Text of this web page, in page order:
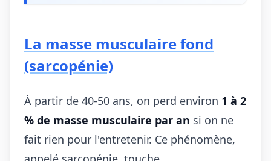
La masse musculaire fond
(sarcopénie)
À partir de 40-50 ans, on perd environ 1 à 2
% de masse musculaire par an si on ne
fait rien pour l'entretenir. Ce phénomène,